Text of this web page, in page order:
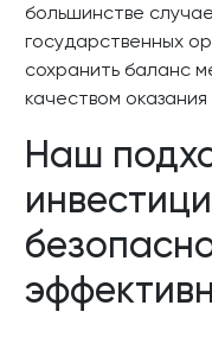
большинстве
государственных
сохранить баланс
качеством оказания
Наш